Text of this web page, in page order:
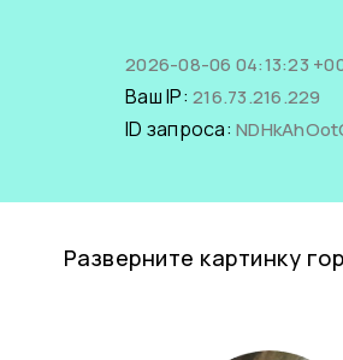
2026-08-06 04:13:23
Ваш IP: 216.73.216.229
ID запроса:
Разверните картинку